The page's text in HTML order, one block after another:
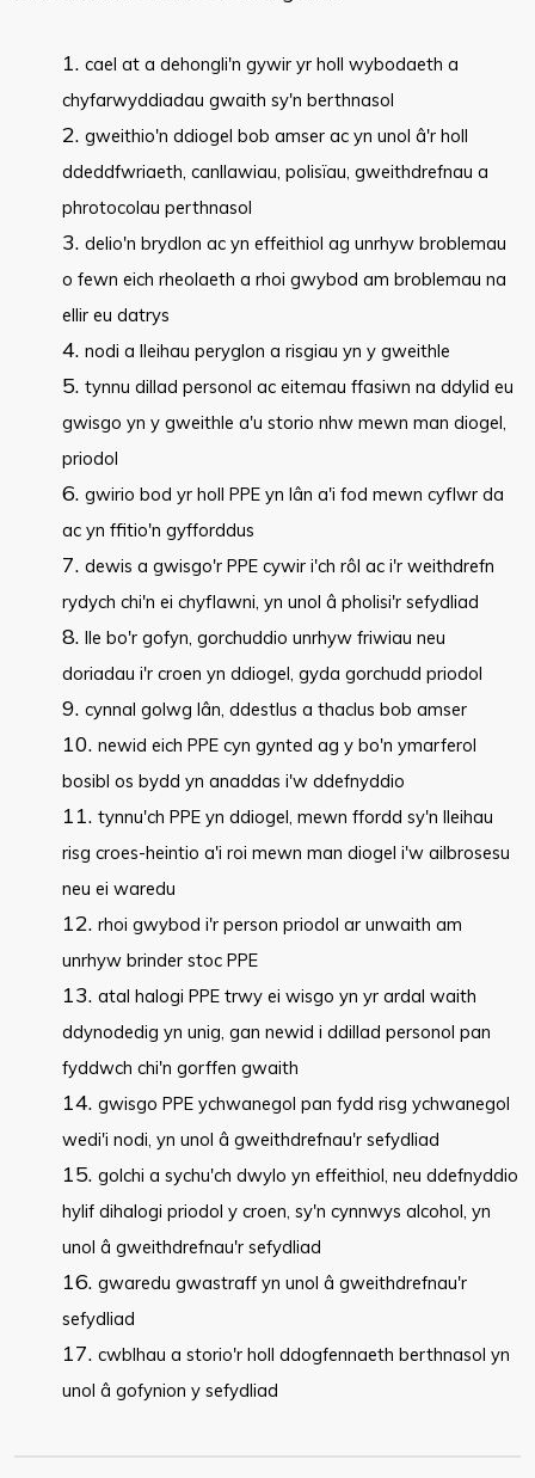
​cael at a dehongli'n gywir yr holl wybodaeth a
chyfarwyddiadau gwaith sy'n berthnasol
gweithio'n ddiogel bob amser ac yn unol â'r holl
ddeddfwriaeth, canllawiau, polisïau, gweithdrefnau a
phrotocolau perthnasol
delio'n brydlon ac yn effeithiol ag unrhyw broblemau
o fewn eich rheolaeth a rhoi gwybod am broblemau na
ellir eu datrys
nodi a lleihau peryglon a risgiau yn y gweithle
tynnu dillad personol ac eitemau ffasiwn na ddylid eu
gwisgo yn y gweithle a'u storio nhw mewn man diogel,
priodol
gwirio bod yr holl PPE yn lân a'i fod mewn cyflwr da
ac yn ffitio'n gyfforddus
dewis a gwisgo'r PPE cywir i'ch rôl ac i'r weithdrefn
rydych chi'n ei chyflawni, yn unol â pholisi'r sefydliad
lle bo'r gofyn, gorchuddio unrhyw friwiau neu
doriadau i'r croen yn ddiogel, gyda gorchudd priodol
cynnal golwg lân, ddestlus a thaclus bob amser
newid eich PPE cyn gynted ag y bo'n ymarferol
bosibl os bydd yn anaddas i'w ddefnyddio
tynnu'ch PPE yn ddiogel, mewn ffordd sy'n lleihau
risg croes-heintio a'i roi mewn man diogel i'w ailbrosesu
neu ei waredu
rhoi gwybod i'r person priodol ar unwaith am
unrhyw brinder stoc PPE
atal halogi PPE trwy ei wisgo yn yr ardal waith
ddynodedig yn unig, gan newid i ddillad personol pan
fyddwch chi'n gorffen gwaith
gwisgo PPE ychwanegol pan fydd risg ychwanegol
wedi'i nodi, yn unol â gweithdrefnau'r sefydliad
golchi a sychu'ch dwylo yn effeithiol, neu ddefnyddio
hylif dihalogi priodol y croen, sy'n cynnwys alcohol, yn
unol â gweithdrefnau'r sefydliad
gwaredu gwastraff yn unol â gweithdrefnau'r
sefydliad
cwblhau a storio'r holl ddogfennaeth berthnasol yn
unol â gofynion y sefydliad